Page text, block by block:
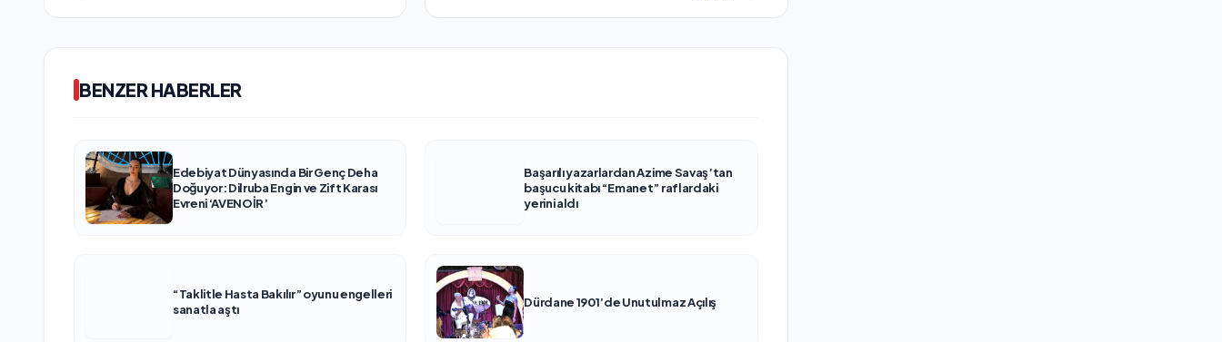
BENZER HABERLER
Edebiyat Dünyasında Bir Genç Deha
Doğuyor: Dilruba Engin ve Zift Karası
Evreni ‘AVENOİR’
Başarılı yazarlardan Azime Savaş’tan
başucu kitabı “Emanet” raflardaki
yerini aldı
“Taklitle Hasta Bakılır” oyunu engelleri
sanatla aştı
Dürdane 1901’de Unutulmaz Açılış